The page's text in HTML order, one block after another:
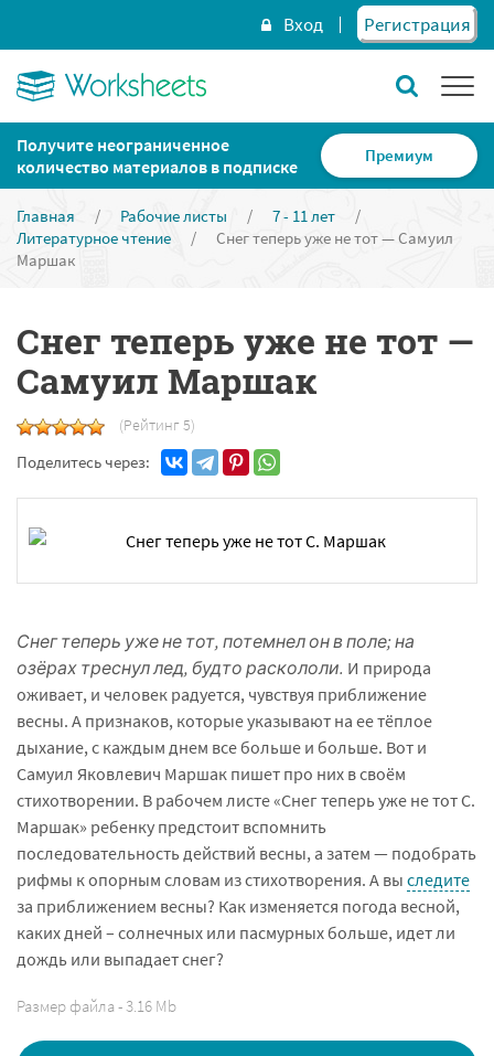
Вход Регистрация
Получите неограниченное
количество материалов в подписке
Премиум
Главная / Рабочие листы / 7 - 11 лет
/
Литературное чтение
/
Снег теперь уже не тот — Самуил
Маршак
Снег теперь уже не тот —
Самуил Маршак
(Рейтинг 5)
Поделитесь через:
Снег теперь уже не тот, потемнел он в поле; на
озёрах треснул лед, будто раскололи. И природа
оживает, и человек радуется, чувствуя приближение
весны. А признаков, которые указывают на ее тёплое
дыхание, с каждым днем все больше и больше. Вот и
Самуил Яковлевич Маршак пишет про них в своём
стихотворении. В рабочем листе «Снег теперь уже не тот С.
Маршак» ребенку предстоит вспомнить
последовательность действий весны, а затем — подобрать
рифмы к опорным словам из стихотворения. А вы следите
за приближением весны? Как изменяется погода весной,
каких дней – солнечных или пасмурных больше, идет ли
дождь или выпадает снег?
Размер файла - 3.16 Mb